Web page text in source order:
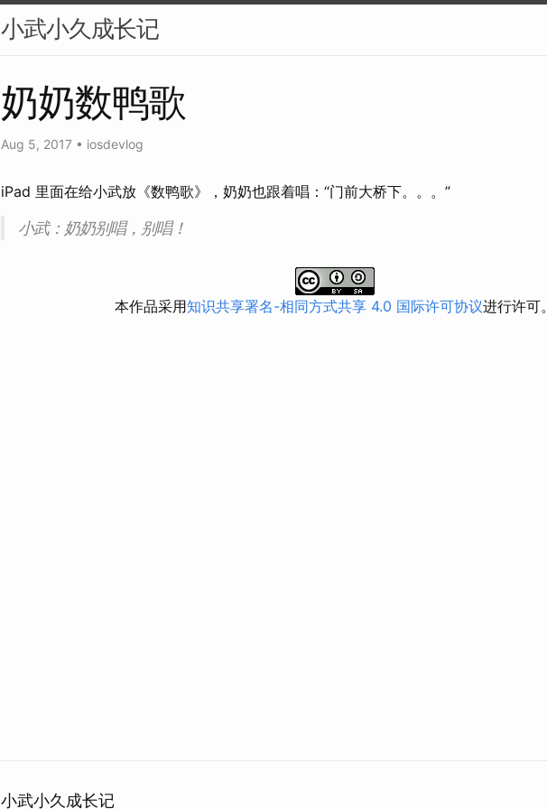
小武小久成长记
奶奶数鸭歌
Aug 5, 2017 • iosdevlog
iPad 里面在给小武放《数鸭歌》，奶奶也跟着唱：“门前大桥下。。。”
小武：奶奶别唱，别唱！
本作品采用知识共享署名-相同方式共享 4.0 国际许可协议进行许可。
小武小久成长记